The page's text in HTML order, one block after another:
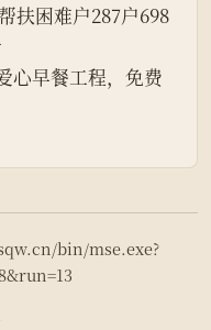
扶困难户287户698
心早餐工程，免费
bin/mse.exe?